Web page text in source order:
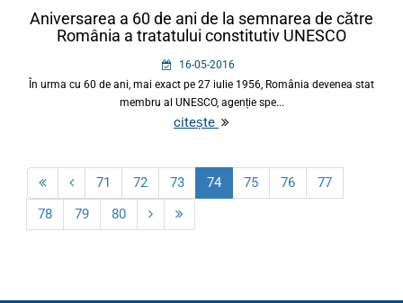
Aniversarea a 60 de ani de la semnarea de către
România a tratatului constitutiv UNESCO
16-05-2016
În urma cu 60 de ani, mai exact pe 27 iulie 1956, România devenea stat
membru al UNESCO, agenție spe...
citește
71 72 73 74 75 76
77
78
79 80